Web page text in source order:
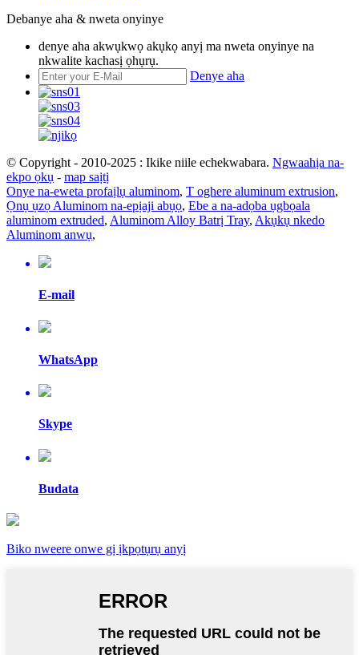
Debanye aha & nweta onyinye
denye aha akwụkwọ akụkọ anyị ma nweta onyinye na
nkwalite kachasị ọhụrụ.
Denye aha
© Copyright - 2010-2025 : Ikike niile echekwabara. Ngwaahịa na-
ekpo ọkụ - map saịtị
Onye na-eweta profaịlụ aluminom, T oghere aluminum extrusion,
Ọnụ ụzọ Aluminom na-epịaji abụọ, Ebe a na-adọba ụgbọala
aluminom extruded, Aluminom Alloy Batrị Tray, Akụkụ nkedo
Aluminom anwụ,
E-mail
WhatsApp
Skype
Budata
Biko nweere onwe gị ịkpọtụrụ anyị